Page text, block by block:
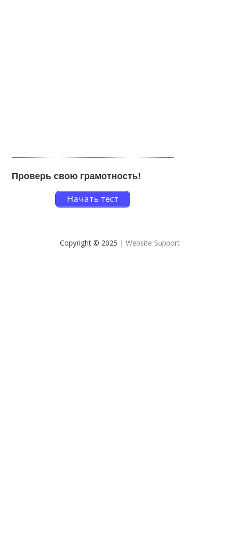
Проверь свою грамотность!
Начать тест
Copyright © 2025 | Website Support